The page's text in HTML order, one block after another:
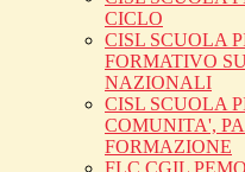
CICLO
CISL SCUOLA
FORMATIVO
NAZIONALI
CISL SCUOLA
COMUNITA',
FORMAZIONE